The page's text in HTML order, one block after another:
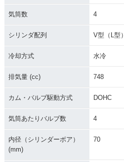
気筒数 4
シリンダ配列 V型（L型）
冷却方式 水冷
排気量 (cc) 748
カム・バルブ駆動方式 DOHC
気筒あたりバルブ数 4
内径（シリンダーボア）
(mm)
70